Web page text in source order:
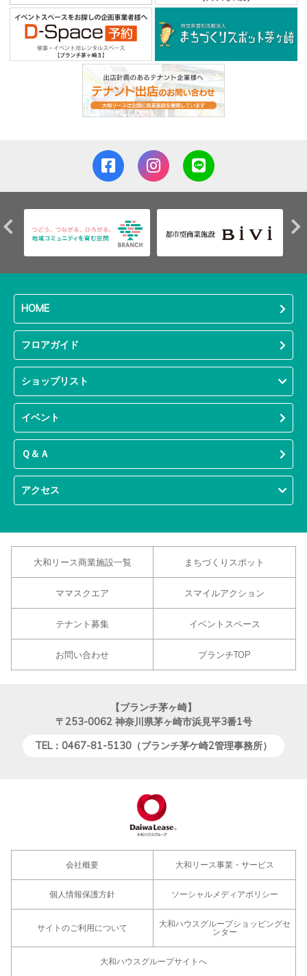
HOME
フロアガイド
ショップリスト
イベント
Ｑ＆Ａ
アクセス
大和リース商業施設一覧 まちづくりスポット
ママスクエア スマイルアクション
テナント募集 イベントスペース
お問い合わせ ブランチTOP
【ブランチ茅ヶ崎】
〒253-0062 神奈川県茅ヶ崎市浜見平3番1号
TEL：0467-81-5130（ブランチ茅ケ崎2管理事務所）
会社概要 大和リース事業・サービス
個人情報保護方針 ソーシャルメディアポリシー
サイトのご利用について
大和ハウスグループショッピングセ
ンター
大和ハウスグループサイトへ